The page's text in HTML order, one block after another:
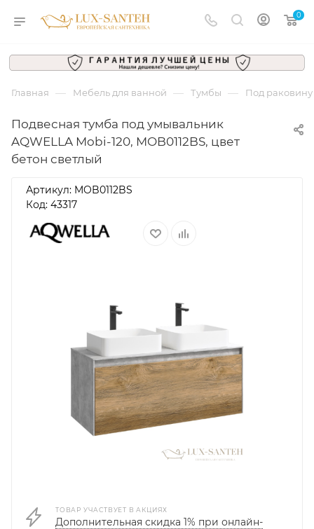
0
Главная — Мебель для ванной — Тумбы — Под раковину
Подвесная тумба под умывальник
AQWELLA Mobi-120, MOB0112BS, цвет
бетон светлый
Артикул: MOB0112BS
Код: 43317
ТОВАР УЧАСТВУЕТ В АКЦИЯХ
Дополнительная скидка 1% при онлайн-